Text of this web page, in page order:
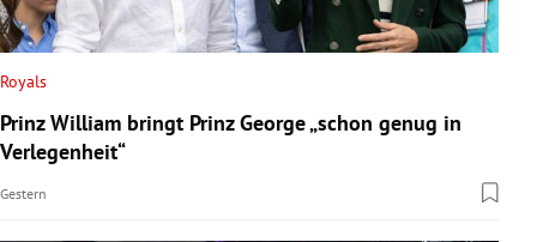
Royals
Prinz William bringt Prinz George „schon genug in
Verlegenheit“
Gestern